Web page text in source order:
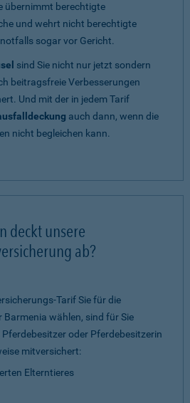
übernimmt berechtigte
und wehrt nicht berechtigte
sogar vor Gericht.
sind Sie nicht nur jetzt sondern
beitragsfreie Verbesserungen
Und mit der in jedem Tarif
auch dann, wenn die
nicht begleichen kann.
deckt unsere
ab?
Tarif Sie für die
wählen, sind für Sie
oder Pferdebesitzerin
mitversichert:
Elterntieres